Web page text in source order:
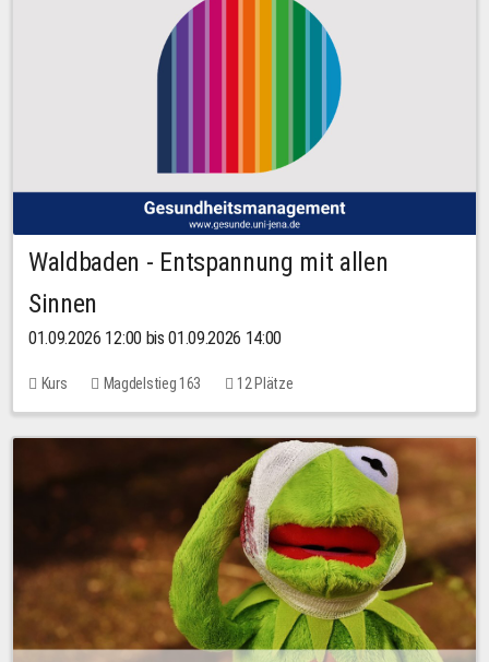
Waldbaden - Entspannung mit allen
Sinnen
01.09.2026 12:00 bis 01.09.2026 14:00
Kurs Magdelstieg 163 12 Plätze